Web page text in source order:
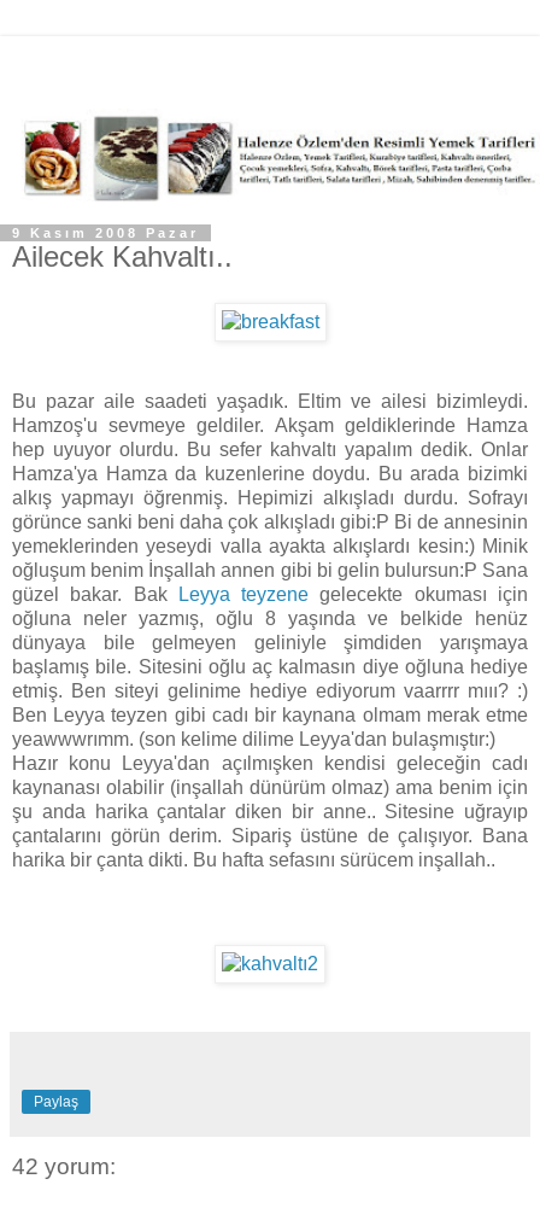
9 Kasım 2008 Pazar
Ailecek Kahvaltı..
Bu pazar aile saadeti yaşadık. Eltim ve ailesi bizimleydi.
Hamzoş'u sevmeye geldiler. Akşam geldiklerinde Hamza
hep uyuyor olurdu. Bu sefer kahvaltı yapalım dedik. Onlar
Hamza'ya Hamza da kuzenlerine doydu. Bu arada bizimki
alkış yapmayı öğrenmiş. Hepimizi alkışladı durdu. Sofrayı
görünce sanki beni daha çok alkışladı gibi:P Bi de annesinin
yemeklerinden yeseydi valla ayakta alkışlardı kesin:) Minik
oğluşum benim İnşallah annen gibi bi gelin bulursun:P Sana
güzel bakar. Bak
Leyya teyzenegelecekte okuması için
oğluna neler yazmış, oğlu 8 yaşında ve belkide henüz
dünyaya bile gelmeyen geliniyle şimdiden yarışmaya
başlamış bile. Sitesini oğlu aç kalmasın diye oğluna hediye
etmiş. Ben siteyi gelinime hediye ediyorum vaarrrr mııı? :)
Ben Leyya teyzen gibi cadı bir kaynana olmam merak etme
yeawwwrımm. (son kelime dilime Leyya'dan bulaşmıştır:)
Hazır konu Leyya'dan açılmışken kendisi geleceğin cadı
kaynanası olabilir (inşallah dünürüm olmaz) ama benim için
şu anda harika çantalar diken bir anne.. Sitesine uğrayıp
çantalarını görün derim. Sipariş üstüne de çalışıyor. Bana
harika bir çanta dikti. Bu hafta sefasını sürücem inşallah..
Paylaş
42 yorum: